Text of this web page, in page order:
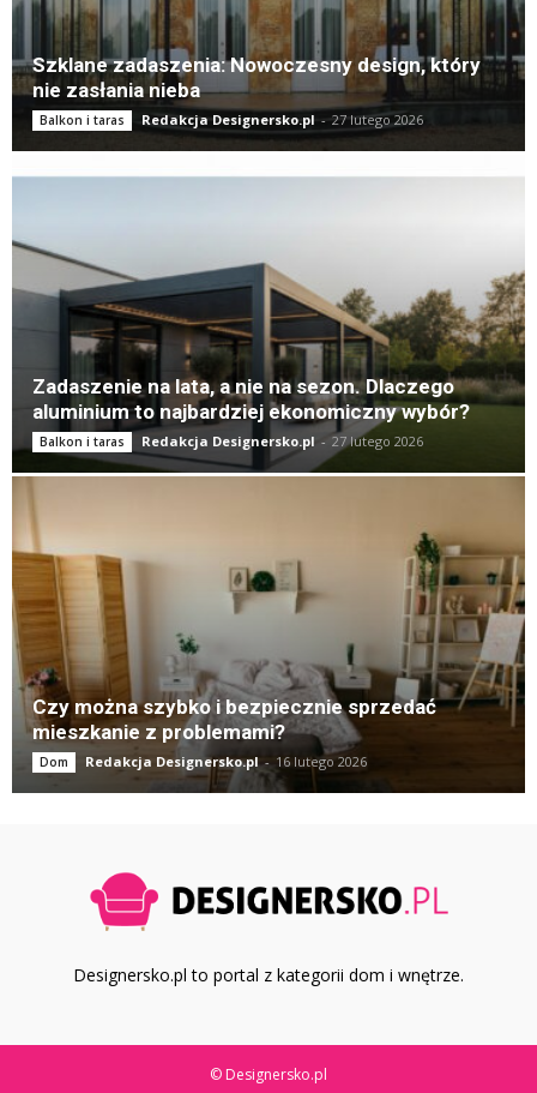
Szklane zadaszenia: Nowoczesny design, który
nie zasłania nieba
Balkon i taras Redakcja Designersko.pl - 27 lutego 2026
Zadaszenie na lata, a nie na sezon. Dlaczego
aluminium to najbardziej ekonomiczny wybór?
Balkon i taras Redakcja Designersko.pl - 27 lutego 2026
Czy można szybko i bezpiecznie sprzedać
mieszkanie z problemami?
Dom Redakcja Designersko.pl - 16 lutego 2026
Designersko.pl to portal z kategorii dom i wnętrze.
© Designersko.pl